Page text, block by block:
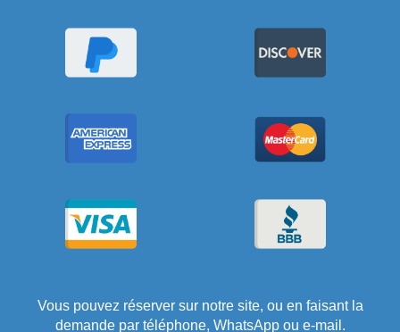
Vous pouvez réserver sur notre site, ou en faisant la
demande par téléphone, WhatsApp ou e-mail.